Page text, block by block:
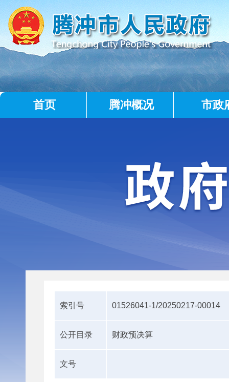
首页 腾冲概况 市政
索引号 01526041-1/20250217-00014
公开目录 财政预决算
文号